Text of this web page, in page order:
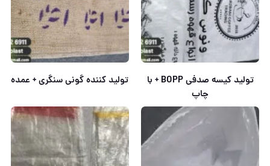
تولید کیسه صدفی BOPP + با
چاپ
تولید کننده گونی سنگری + عمده